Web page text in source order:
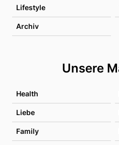
Lifestyle
Archiv
Unsere
Health
Liebe
Family